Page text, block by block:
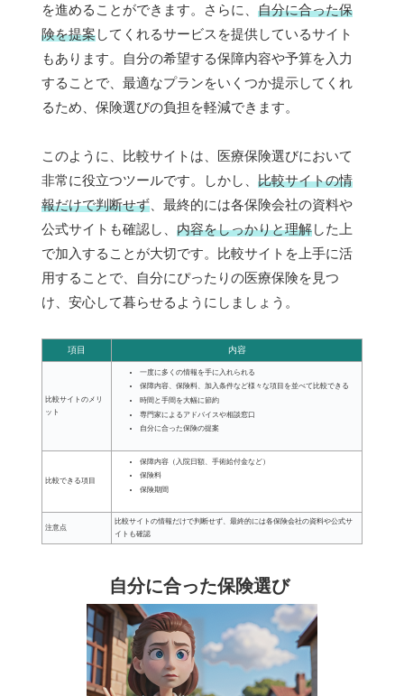
を進めることができます。さらに、 自分に合った保
険を提案してくれるサービスを提供しているサイト
もあります。自分の希望する保障内容や予算を入力
することで、最適なプランをいくつか提示してくれ
るため、保険選びの負担を軽減できます。
このように、比較サイトは、医療保険選びにおいて
非常に役立つツールです。しかし、 比較サイトの情
報だけで判断せず 、最終的には各保険会社の資料や
公式サイトも確認し、 内容をしっかりと理解した上
で加入することが大切です。比較サイトを上手に活
用することで、自分にぴったりの医療保険を見つ
け、安心して暮らせるようにしましょう。
項目 内容
比較サイトのメリ
ット
一度に多くの情報を手に入れられる
保障内容、保険料、加入条件など様々な項目を並べて比較できる
時間と手間を大幅に節約
専門家によるアドバイスや相談窓口
自分に合った保険の提案
比較できる項目
保障内容（入院日額、手術給付金など）
保険料
保険期間
注意点
比較サイトの情報だけで判断せず、最終的には各保険会社の資料や公式サ
イトも確認
自分に合った保険選び